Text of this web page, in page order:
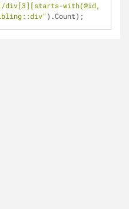
with(@id,
).Count);